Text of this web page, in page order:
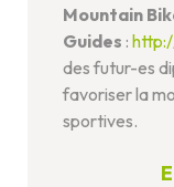
Mountain
Guides :
des futur-es
favoriser la
sportives.